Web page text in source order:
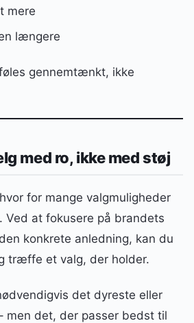
mere
længere
gennemtænkt, ikke
med ro, ikke med støj
for mange valgmuligheder
Ved at fokusere på brandets
konkrete anledning, kan du
træffe et valg, der holder.
det dyreste eller
men det, der passer bedst til